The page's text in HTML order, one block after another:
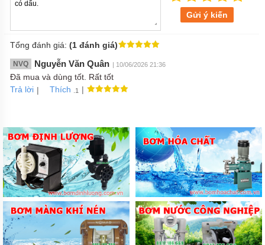
Gửi ý kiến
Tổng đánh giá: (1 đánh giá)
NVQ Nguyễn Văn Quân | 10/06/2026 21:36
Đã mua và dùng tốt. Rất tốt
Trả lời | Thích .1 |